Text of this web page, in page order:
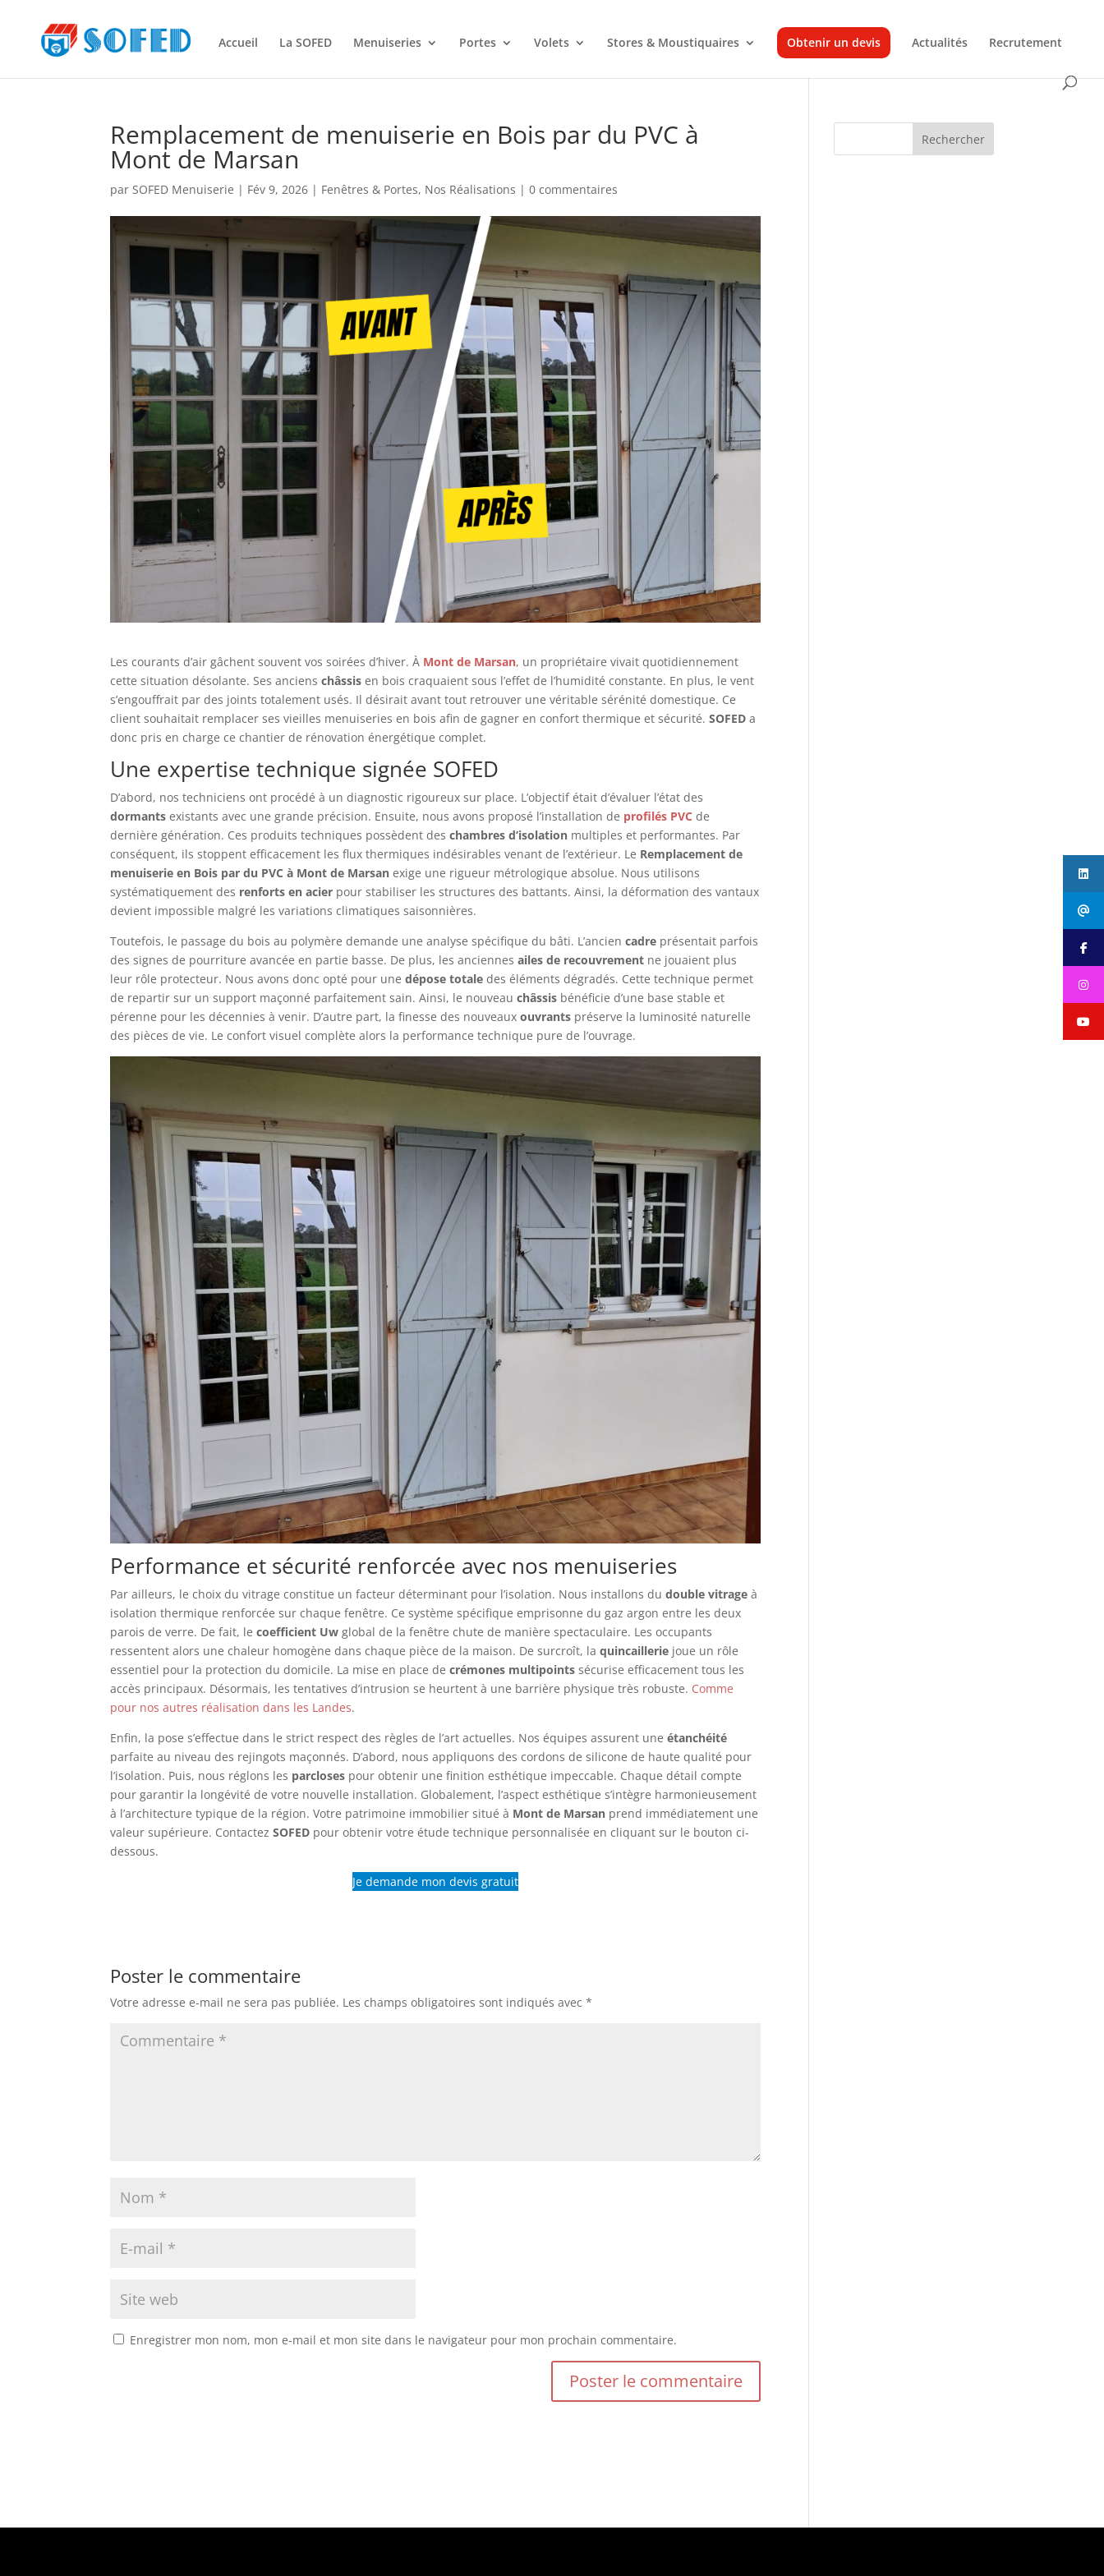
Accueil La SOFED Menuiseries Portes Volets Stores & Moustiquaires Obtenir un devis Actualités Recrutement
Remplacement de menuiserie en Bois par du PVC à
Mont de Marsan
parSOFED Menuiserie | Fév 9, 2026 | Fenêtres & Portes, Nos Réalisations |0 commentaires
Les courants d’air gâchent souvent vos soirées d’hiver. À Mont de Marsan, un propriétaire vivait quotidiennement
cette situation désolante. Ses ancienschâssis en bois craquaient sous l’effet de l’humidité constante. En plus, le vent
s’engouffrait par des joints totalement usés. Il désirait avant tout retrouver une véritable sérénité domestique. Ce
client souhaitait remplacer ses vieilles menuiseries en bois afin de gagner en confort thermique et sécurité.SOFED a
donc pris en charge ce chantier de rénovation énergétique complet.
Une expertise technique signée SOFED
D’abord, nos techniciens ont procédé à un diagnostic rigoureux sur place. L’objectif était d’évaluer l’état des
dormants existants avec une grande précision. Ensuite, nous avons proposé l’installation de profilés PVC de
dernière génération. Ces produits techniques possèdent deschambres d’isolation multiples et performantes. Par
conséquent, ils stoppent efficacement les flux thermiques indésirables venant de l’extérieur. Le Remplacement de
menuiserie en Bois par du PVC à Mont de Marsan exige une rigueur métrologique absolue. Nous utilisons
systématiquement des renforts en acier pour stabiliser les structures des battants. Ainsi, la déformation des vantaux
devient impossible malgré les variations climatiques saisonnières.
Toutefois, le passage du bois au polymère demande une analyse spécifique du bâti. L’anciencadre présentait parfois
des signes de pourriture avancée en partie basse. De plus, les anciennesailes de recouvrement ne jouaient plus
leur rôle protecteur. Nous avons donc opté pour unedépose totale des éléments dégradés. Cette technique permet
de repartir sur un support maçonné parfaitement sain. Ainsi, le nouveauchâssis bénéficie d’une base stable et
pérenne pour les décennies à venir. D’autre part, la finesse des nouveauxouvrants préserve la luminosité naturelle
des pièces de vie. Le confort visuel complète alors la performance technique pure de l’ouvrage.
Performance et sécurité renforcée avec nos menuiseries
Par ailleurs, le choix du vitrage constitue un facteur déterminant pour l’isolation. Nous installons dudouble vitrage à
isolation thermique renforcée sur chaque fenêtre. Ce système spécifique emprisonne du gaz argon entre les deux
parois de verre. De fait, lecoefficient Uw global de la fenêtre chute de manière spectaculaire. Les occupants
ressentent alors une chaleur homogène dans chaque pièce de la maison. De surcroît, laquincaillerie joue un rôle
essentiel pour la protection du domicile. La mise en place decrémones multipoints sécurise efficacement tous les
accès principaux. Désormais, les tentatives d’intrusion se heurtent à une barrière physique très robuste. Comme
pour nos autres réalisation dans les Landes.
Enfin, la pose s’effectue dans le strict respect des règles de l’art actuelles. Nos équipes assurent uneétanchéité
parfaite au niveau des rejingots maçonnés. D’abord, nous appliquons des cordons de silicone de haute qualité pour
l’isolation. Puis, nous réglons les parcloses pour obtenir une finition esthétique impeccable. Chaque détail compte
pour garantir la longévité de votre nouvelle installation. Globalement, l’aspect esthétique s’intègre harmonieusement
à l’architecture typique de la région. Votre patrimoine immobilier situé à Mont de Marsan prend immédiatement une
valeur supérieure. ContactezSOFED pour obtenir votre étude technique personnalisée en cliquant sur le bouton ci-
dessous.
Je demande mon devis gratuit
Poster le commentaire
Votre adresse e-mail ne sera pas publiée. Les champs obligatoires sont indiqués avec*
Enregistrer mon nom, mon e-mail et mon site dans le navigateur pour mon prochain commentaire.
Rechercher
Button